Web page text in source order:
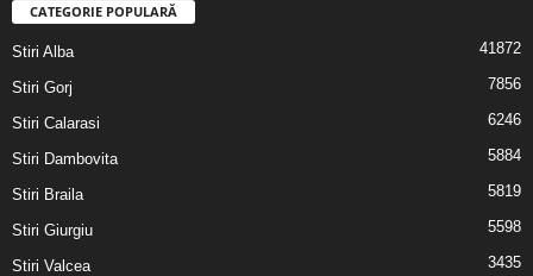
CATEGORIE POPULARĂ
Stiri Alba 41872
Stiri Gorj 7856
Stiri Calarasi 6246
Stiri Dambovita 5884
Stiri Braila 5819
Stiri Giurgiu 5598
Stiri Valcea 3435